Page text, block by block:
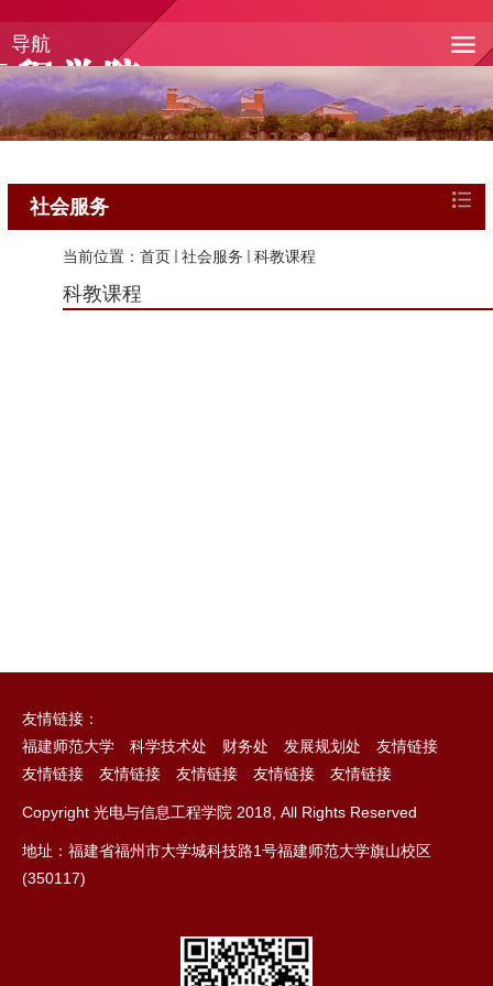
导航
社会服务
当前位置： 首页 社会服务 科教课程
科教课程
友情链接：
福建师范大学
科学技术处 财务处 发展规划处
友情链接
友情链接
友情链接 友情链接 友情链接 友情链接
Copyright 光电与信息工程学院 2018, All Rights Reserved
地址：福建省福州市大学城科技路1号福建师范大学旗山校区
(350117)